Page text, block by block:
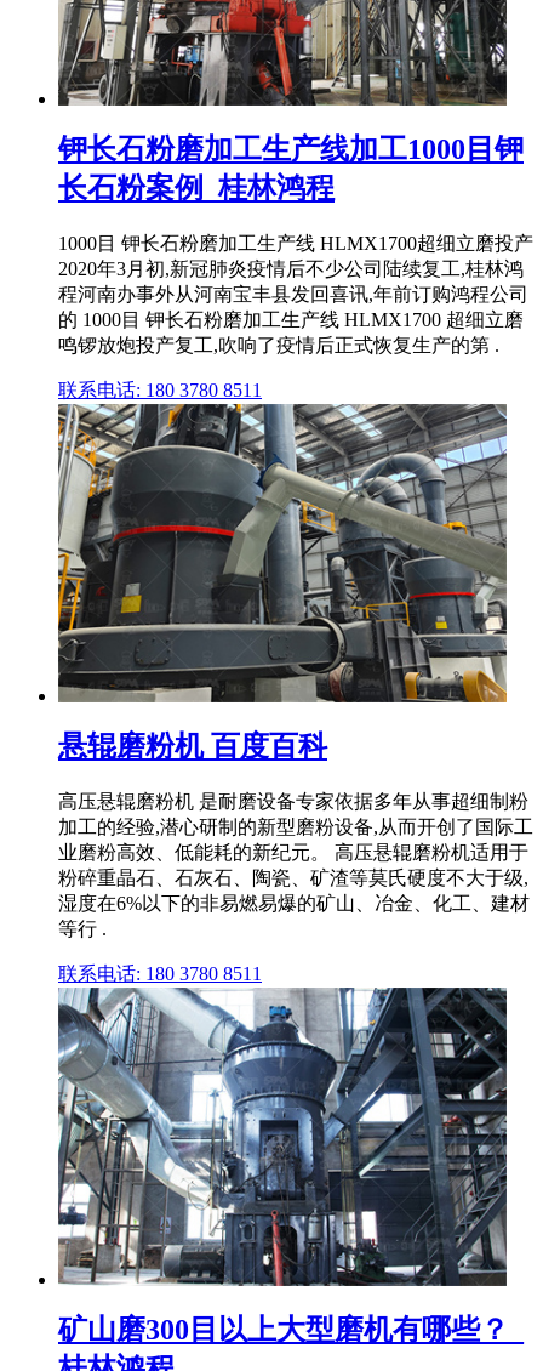
钾长石粉磨加工生产线加工1000目钾
长石粉案例_桂林鸿程
1000目 钾长石粉磨加工生产线 HLMX1700超细立磨投产
2020年3月初,新冠肺炎疫情后不少公司陆续复工,桂林鸿
程河南办事外从河南宝丰县发回喜讯,年前订购鸿程公司
的 1000目 钾长石粉磨加工生产线 HLMX1700 超细立磨
鸣锣放炮投产复工,吹响了疫情后正式恢复生产的第 .
联系电话: 180 3780 8511
悬辊磨粉机 百度百科
高压悬辊磨粉机 是耐磨设备专家依据多年从事超细制粉
加工的经验,潜心研制的新型磨粉设备,从而开创了国际工
业磨粉高效、低能耗的新纪元。 高压悬辊磨粉机适用于
粉碎重晶石、石灰石、陶瓷、矿渣等莫氏硬度不大于级,
湿度在6%以下的非易燃易爆的矿山、冶金、化工、建材
等行 .
联系电话: 180 3780 8511
矿山磨300目以上大型磨机有哪些？_